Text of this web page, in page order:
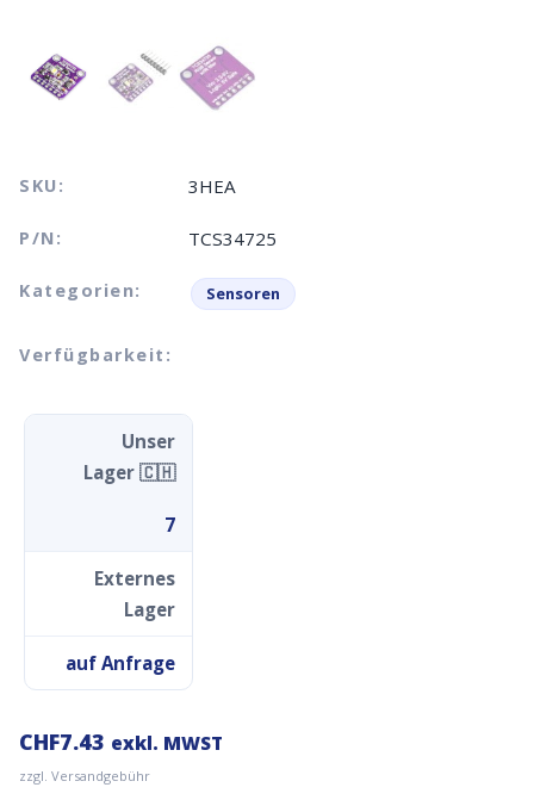
SKU: 3HEA
P/N: TCS34725
Kategorien: Sensoren
Verfügbarkeit:
Unser
Lager 🇨🇭
7
Externes
Lager
auf Anfrage
CHF7.43 exkl. MWST
zzgl. Versandgebühr